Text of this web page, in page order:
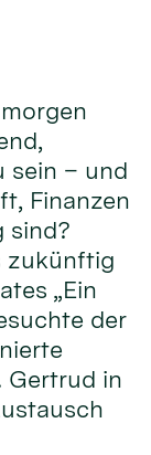
sein – und
Finanzen
sind?
zukünftig
„Ein
der
Gertrud in